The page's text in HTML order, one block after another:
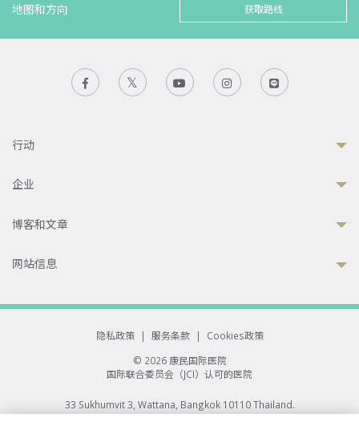
地图和方向 获取路线
行动
企业
博客和文章
网站信息
隐私政策 | 服务条款 |
Cookies政策
© 2026 康民国际医院
国际联合委员会（JCI）认可的医院
33 Sukhumvit 3, Wattana, Bangkok 10110 Thailand.
All rights reserved.